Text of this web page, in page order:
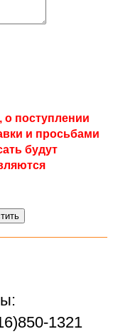
поступлении
и просьбами
будут
1321